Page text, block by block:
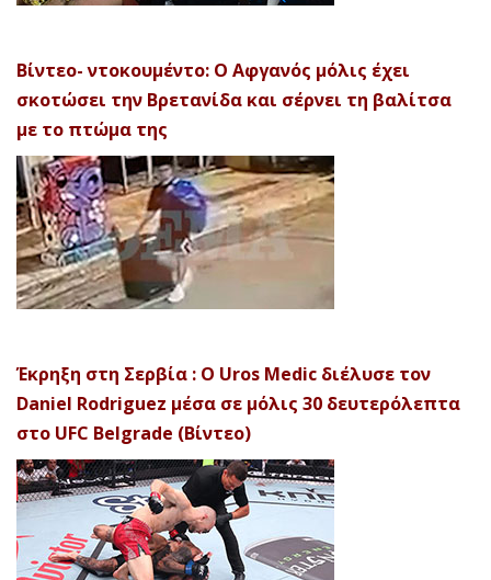
Βίντεο- ντοκουμέντο: Ο Αφγανός μόλις έχει
σκοτώσει την Βρετανίδα και σέρνει τη βαλίτσα
με το πτώμα της
Έκρηξη στη Σερβία : Ο Uros Medic διέλυσε τον
Daniel Rodriguez μέσα σε μόλις 30 δευτερόλεπτα
στο UFC Belgrade (Βίντεο)